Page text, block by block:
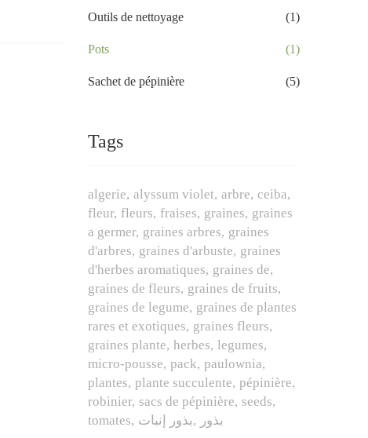
Outils de nettoyage (1)
Pots (1)
Sachet de pépinière (5)
Tags
algerie alyssum violet arbre ceiba
fleur fleurs fraises graines graines
a germer graines arbres graines
d'arbres graines d'arbuste graines
d'herbes aromatiques graines de
graines de fleurs graines de fruits
graines de legume graines de plantes
rares et exotiques graines fleurs
graines plante herbes legumes
micro-pousse pack paulownia
plantes plante succulente pépinière
robinier sacs de pépinière seeds
tomates
بذور بذور إنبات